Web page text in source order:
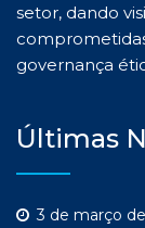
setor, dando
governança
Últimas
3 de março